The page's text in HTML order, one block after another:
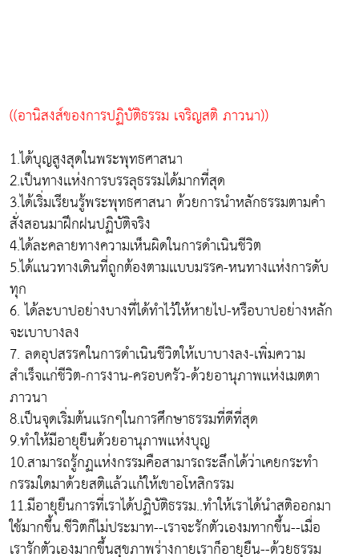
((อานิสงส์ของการปฏิบัติธรรม เจริญสติ ภาวนา))
1.ได้บุญสูงสุดในพระพุทธศาสนา
2.เป็นทางเเห่งการบรรลุธรรมได้มากที่สุด
3.ได้เริ่มเรียนรู้พระพุทธศาสนา ด้วยการนำหลักธรรมตามคำ
สั่งสอนมาฝึกฝนปฏิบัติจริง
4.ได้ละคลายทางความเห็นผิดในการดำเนินชีวิต
5.ได้เเนวทางเดินที่ถูกต้องตามเเบบมรรค-หนทางเเห่งการดับ
ทุก
6. ได้ละบาปอย่างบางที่ได้ทำไว้ให้หายไป-หรือบาปอย่างหลัก
จะเบาบางลง
7. ลดอุปสรรคในการดำเนินชีวิตให้เบาบางลง-เพิ่มความ
สำเร็จเเก่ชีวิต-การงาน-ครอบครัว-ด้วยอานุภาพเเห่งเมตตา
ภาวนา
8.เป็นจุดเริ่มต้นเเรกๆในการศึกษาธรรมที่ดีที่สุด
9.ทำให้มีอายุยืนด้วยอานุภาพเเห่งบุญ
10.สามารถรู้กฏเเห่งกรรมคือสามารถระลึกได้ว่าเคยกระทำ
กรรมใดมาด้วยสติเเล้วเเก้ให้เขาอโหสิกรรม
11.มีอายุยืนการที่เราได้ปฏิบัติธรรม..ทำให้เราได้นำสติออกมา
ใช้มากขึ้น.ชีวิตก็ไม่ประมาท--เราจะรักตัวเองมทากขึ้น--เมื่อ
เรารักตัวเองมากขึ้นสุขภาพร่างกายเราก็อายุยืน--ด้วยธรรม